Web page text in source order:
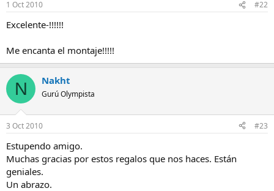
1 Oct 2010 #22
Excelente-!!!!!!
Me encanta el montaje!!!!!
N Nakht
Gurú Olympista
3 Oct 2010 #23
Estupendo amigo.
Muchas gracias por estos regalos que nos haces. Están
geniales.
Un abrazo.